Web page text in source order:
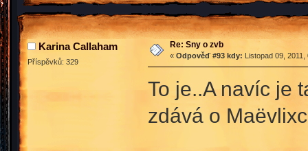
Karina Callaham
Příspěvků: 329
Re: Sny o zvb
« Odpověď #93 kdy: Listopad 09,
To je..A navíc je
zdává o